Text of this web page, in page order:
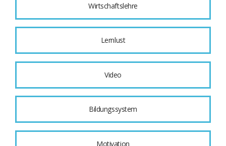
Wirtschaftslehre
Lernlust
Video
Bildungssystem
Motivation